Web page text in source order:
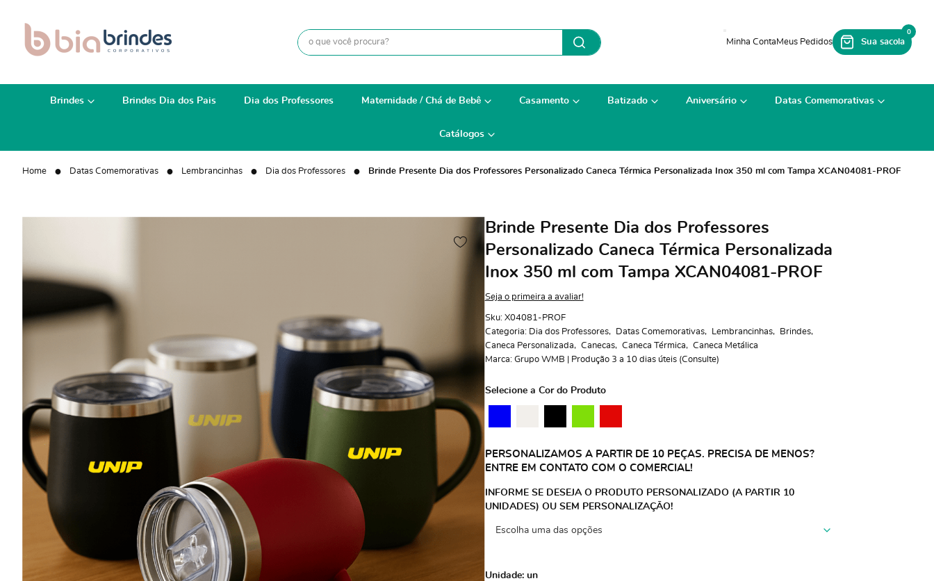
0
Brindes Brindes Dia dos Pais Dia dos Professores Maternidade / Chá de Bebê Casamento Batizado Aniversário Datas Comemorativas
Catálogos
Home Datas Comemorativas Lembrancinhas Dia dos Professores Brinde Presente Dia dos Professores Personalizado Caneca Térmica Personalizada Inox 350 ml com Tampa XCAN04081-PROF
Brinde Presente Dia dos Professores
Personalizado Caneca Térmica Personalizada
Inox 350 ml com Tampa XCAN04081-PROF
Seja o primeira a avaliar!
Sku: X04081-PROF
Categoria: Dia dos Professores Datas Comemorativas Lembrancinhas
Brindes
Caneca Personalizada
Canecas Caneca Térmica
Caneca Metálica
Marca: Grupo WMB | Produção 3 a 10 dias úteis (Consulte)
Selecione a Cor do Produto
PERSONALIZAMOS A PARTIR DE 10 PEÇAS. PRECISA DE MENOS?
ENTRE EM CONTATO COM O COMERCIAL!
INFORME SE DESEJA O PRODUTO PERSONALIZADO (A PARTIR 10
UNIDADES) OU SEM PERSONALIZAÇÃO!
Unidade: un